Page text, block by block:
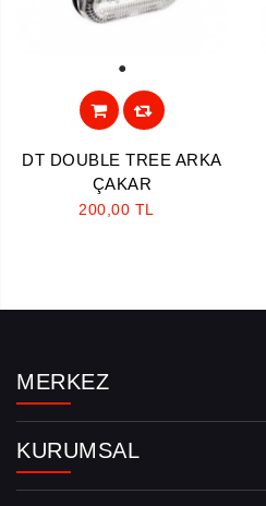
DT DOUBLE TREE ARKA
ÇAKAR
200,00 TL
MERKEZ
KURUMSAL